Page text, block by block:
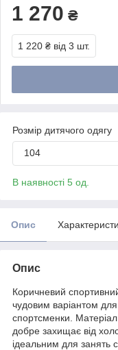
1 270 ₴
1 220 ₴ від 3 шт.
Розмір дитячого одягу
104
В наявності 5 од.
Опис
Опис
Коричневий
чудовим варіантом для
спортсменки.
добре захищає від
ідеальним для занять